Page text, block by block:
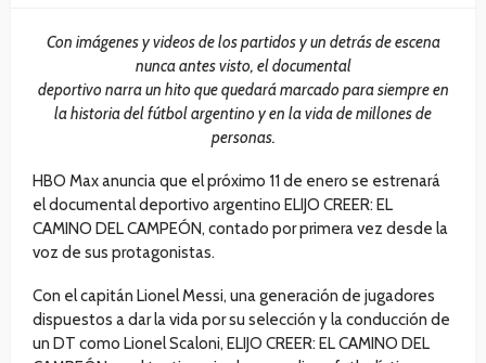
Con imágenes y videos de los partidos y un detrás de escena
nunca antes visto, el documental
deportivo narra un hito que quedará marcado para siempre en
la historia del fútbol argentino y en la vida de millones de
personas.
HBO Max anuncia que el próximo 11 de enero se estrenará
el documental deportivo argentino ELIJO CREER: EL
CAMINO DEL CAMPEÓN, contado por primera vez desde la
voz de sus protagonistas.
Con el capitán Lionel Messi, una generación de jugadores
dispuestos a dar la vida por su selección y la conducción de
un DT como Lionel Scaloni, ELIJO CREER: EL CAMINO DEL